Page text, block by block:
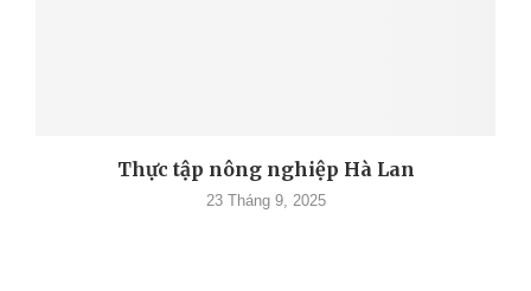
Thực tập nông nghiệp Hà Lan
23 Tháng 9, 2025